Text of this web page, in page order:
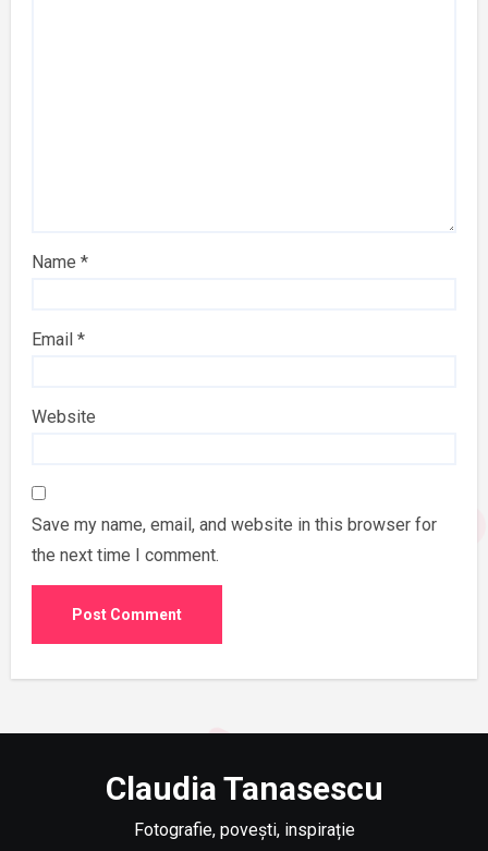
Name*
Email*
Website
Save my name, email, and website in this browser for
the next time I comment.
Claudia Tanasescu
Fotografie, povești, inspirație